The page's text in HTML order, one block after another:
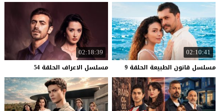
02:10:41
مسلسل قانون الطبيعة الحلقة 9
02:18:39
مسلسل الاعراف الحلقة 54